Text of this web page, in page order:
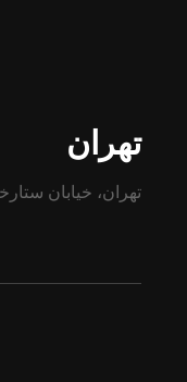
تهران
تهران، خیابان